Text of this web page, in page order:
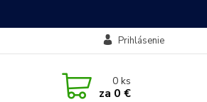
Prihlásenie
0ks
za 0 €